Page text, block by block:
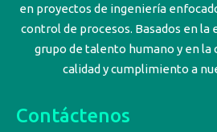
en proyectos de ingeniería
control de procesos. Basados en
grupo de talento humano y en la
calidad y cumplimiento a
Contáctenos